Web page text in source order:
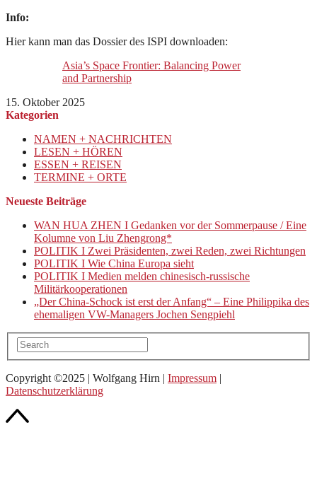
Info:
Hier kann man das Dossier des ISPI downloaden:
Asia’s Space Frontier: Balancing Power
and Partnership
15. Oktober 2025
Kategorien
NAMEN + NACHRICHTEN
LESEN + HÖREN
ESSEN + REISEN
TERMINE + ORTE
Neueste Beiträge
WAN HUA ZHEN I Gedanken vor der Sommerpause / Eine
Kolumne von Liu Zhengrong*
POLITIK I Zwei Präsidenten, zwei Reden, zwei Richtungen
POLITIK I Wie China Europa sieht
POLITIK I Medien melden chinesisch-russische
Militärkooperationen
„Der China-Schock ist erst der Anfang“ – Eine Philippika des
ehemaligen VW-Managers Jochen Sengpiehl
Copyright ©2025 | Wolfgang Hirn | Impressum |
Datenschutzerklärung